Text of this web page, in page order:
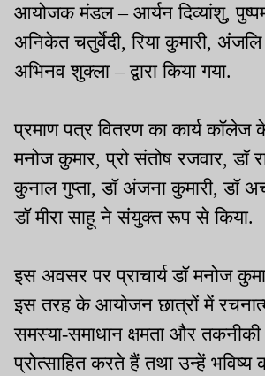
आयोजक मंडल – आर्यन दिव्यांशु,
अनिकेत चतुर्वेदी, रिया कुमारी,
अभिनव शुक्ला – द्वारा किया गया.
प्रमाण पत्र वितरण का कार्य कॉलेज के
मनोज कुमार, प्रो संतोष रजवार, डॉ
कुनाल गुप्ता, डॉ अंजना कुमारी, डॉ
डॉ मीरा साहू ने संयुक्त रूप से किया.
इस अवसर पर प्राचार्य डॉ मनोज
इस तरह के आयोजन छात्रों में
समस्या-समाधान क्षमता और तकनीकी
प्रोत्साहित करते हैं तथा उन्हें भविष्य